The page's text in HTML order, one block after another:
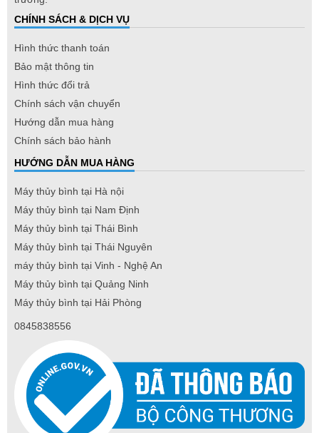
CHÍNH SÁCH & DỊCH VỤ
Hình thức thanh toán
Bảo mật thông tin
Hình thức đổi trả
Chính sách vận chuyển
Hướng dẫn mua hàng
Chính sách bảo hành
HƯỚNG DẪN MUA HÀNG
Máy thủy bình tại Hà nội
Máy thủy bình tại Nam Định
Máy thủy bình tại Thái Bình
Máy thủy bình tại Thái Nguyên
máy thủy bình tại Vinh - Nghệ An
Máy thủy bình tại Quảng Ninh
Máy thủy bình tại Hải Phòng
0845838556